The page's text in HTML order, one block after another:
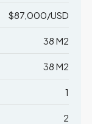
$87,000/USD
38 M2
38 M2
1
2